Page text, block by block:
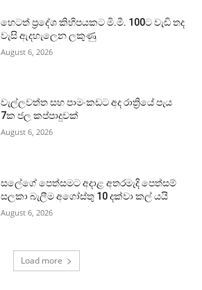
හෙටත් ප්‍රදේශ කිහිපයකට මි.මී. 100ට වැඩි තද
වැසි ඇදහැලෙන ලකුණු
August 6, 2026
වැල්ලවත්ත සහ පාමංකඩට අද රාත්‍රියේ පැය
7ක ජල කප්පාදුවක්
August 6, 2026
සලේගේ පෙත්සමට අදාළ අතරමැදි පෙත්සම්
සලකා බැලීම අගෝස්තු 10 දක්වා කල් යයි
August 6, 2026
Load more